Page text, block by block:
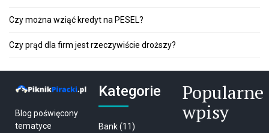
Czy można wziąć kredyt na PESEL?
Czy prąd dla firm jest rzeczywiście droższy?
Blog poświęcony
tematyce
Kategorie
Bank(11)
Popularne
wpisy